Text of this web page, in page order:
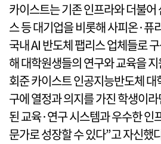
카이스트는 기존 인프라와 더불
스 등 대기업을 비롯해 사피온·퓨
국내 AI 반도체 팹리스 업체들로
해 대학원생들의 연구와 교육을
회준 카이스트 인공지능반도체
구에 열정과 의지를 가진 학생이
된 교육·연구 시스템과 우수한 인
문가로 성장할 수 있다”고 자신했